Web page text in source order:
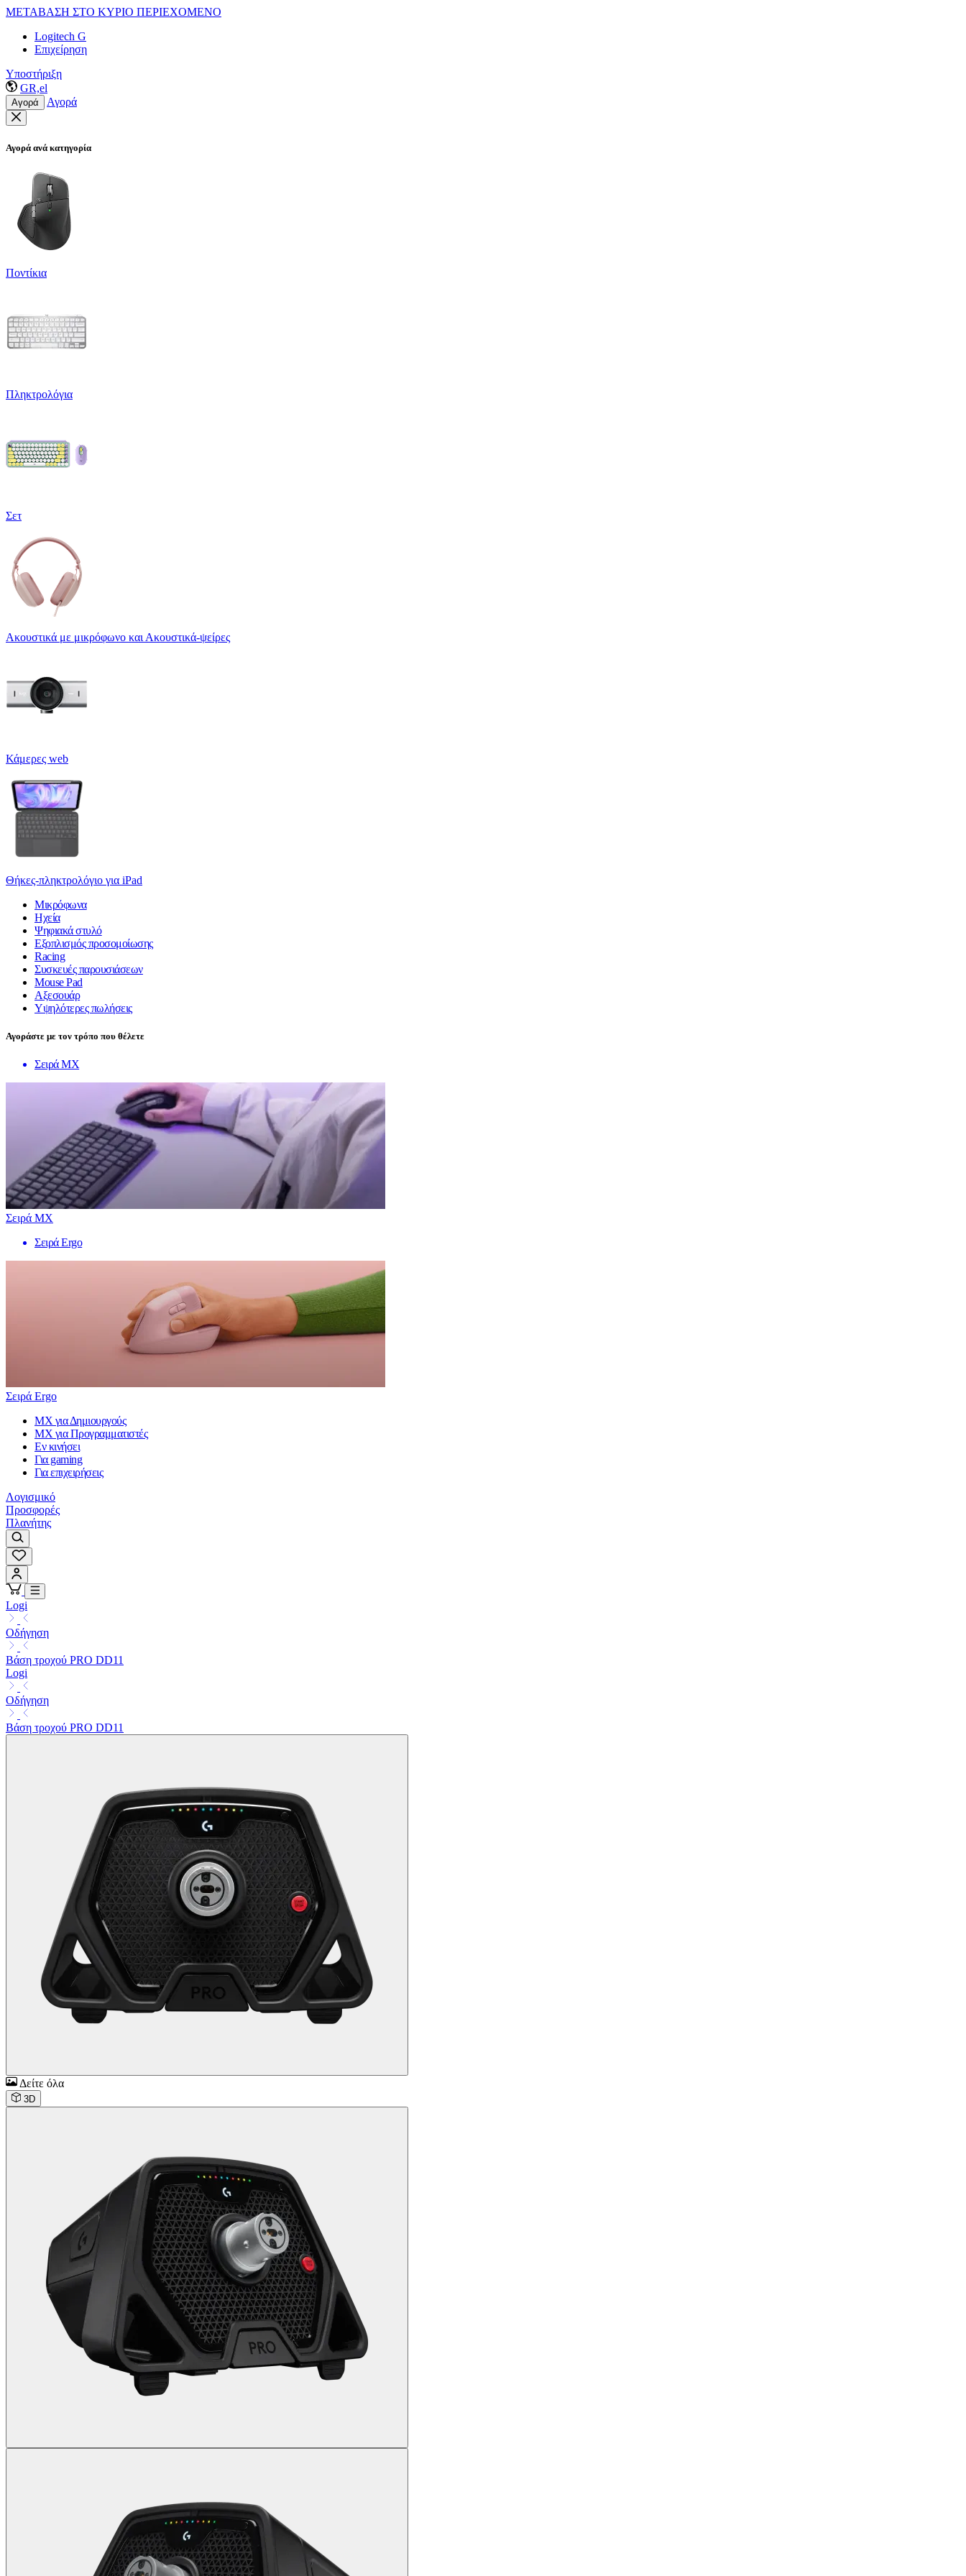
ΜΕΤΑΒΑΣΗ ΣΤΟ ΚΥΡΙΟ ΠΕΡΙΕΧΟΜΕΝΟ
Logitech G
Επιχείρηση
Υποστήριξη
GR,el
Αγορά Αγορά
Αγορά ανά κατηγορία
Ποντίκια
Πληκτρολόγια
Σετ
Ακουστικά με μικρόφωνο και Ακουστικά-ψείρες
Κάμερες web
Θήκες-πληκτρολόγιο για iPad
Μικρόφωνα
Ηχεία
Ψηφιακά στυλό
Εξοπλισμός προσομοίωσης
Racing
Συσκευές παρουσιάσεων
Mouse Pad
Αξεσουάρ
Υψηλότερες πωλήσεις
Αγοράστε με τον τρόπο που θέλετε
Σειρά MX
Σειρά MX
Σειρά Ergo
Σειρά Ergo
MX για Δημιουργούς
MX για Προγραμματιστές
Εν κινήσει
Για gaming
Για επιχειρήσεις
Λογισμικό
Προσφορές
Πλανήτης
Logi
Οδήγηση
Βάση τροχού PRO DD11
Logi
Οδήγηση
Βάση τροχού PRO DD11
Δείτε όλα
3D